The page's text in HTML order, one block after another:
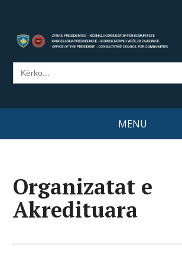
Search
for:
MENU
Organizatat e
Akredituara